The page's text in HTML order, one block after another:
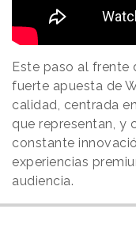
Este paso al frente
fuerte apuesta de
calidad, centrada en
que representan, y
constante
experiencias
audiencia.